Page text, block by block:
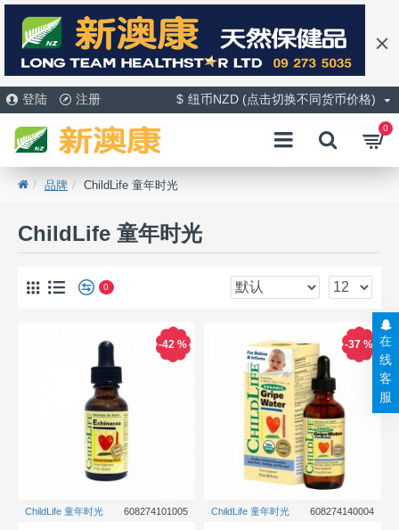
登陆 注册 $ 纽币NZD (点击切换不同货币价格)
0
品牌 ChildLife 童年时光
ChildLife 童年时光
0
-42 %
ChildLife 童年时光 608274101005
-37 %
ChildLife 童年时光 608274140004
在
线
客
服